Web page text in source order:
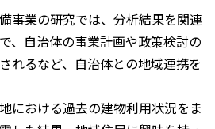
事業の研究では、分析結果を関連
、自治体の事業計画や政策検討の
れるなど、自治体との地域連携を
における過去の建物利用状況をま